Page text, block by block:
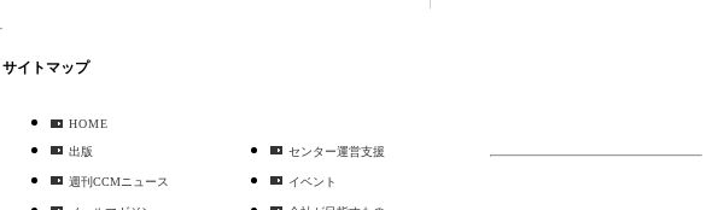
サイトマップ
HOME
出版 センター運営支援
週刊CCMニュース イベント